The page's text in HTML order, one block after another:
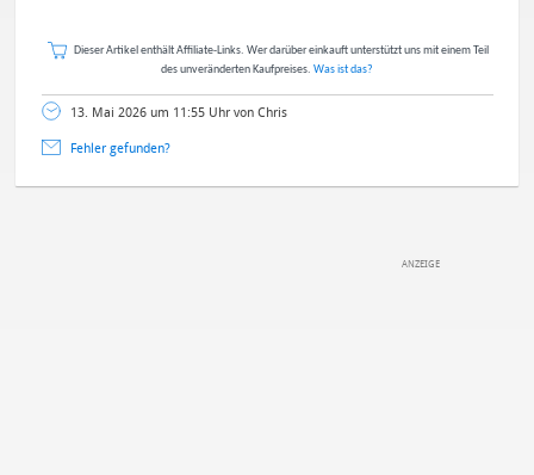
Dieser Artikel enthält Affiliate-Links. Wer darüber einkauft unterstützt uns mit einem Teil
des unveränderten Kaufpreises. Was ist das?
13. Mai 2026 um 11:55 Uhr von Chris
Fehler gefunden?